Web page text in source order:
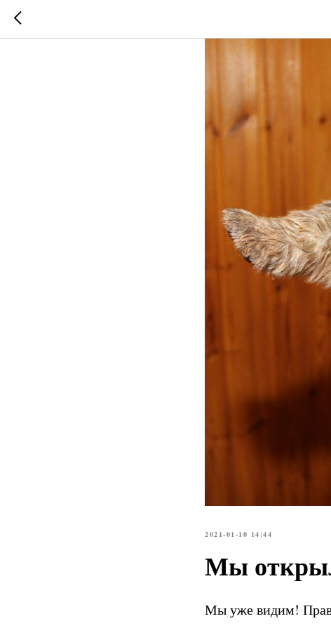
2021-01-10 14:44
Мы
Мы уже видим!